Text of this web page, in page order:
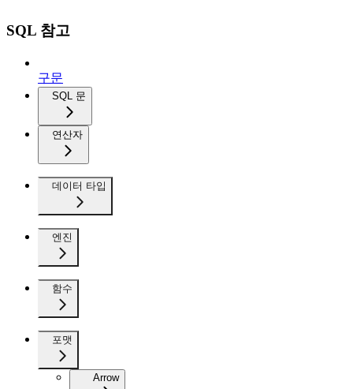
SQL 참고
구문
SQL 문
연산자
데이터 타입
엔진
함수
포맷
Arrow